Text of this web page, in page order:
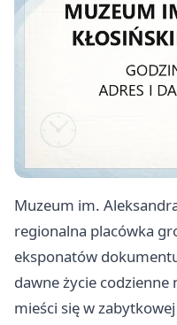
Muzeum im.
regionalna placówka
eksponatów
dawne życie codzienne
mieści się w